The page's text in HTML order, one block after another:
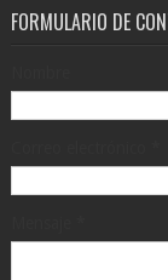
FORMULARIO DE